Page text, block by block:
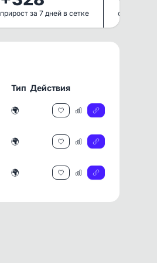
прирост за 7 дней в сетке общий
Тип Действия
🌍
🌍
🌍